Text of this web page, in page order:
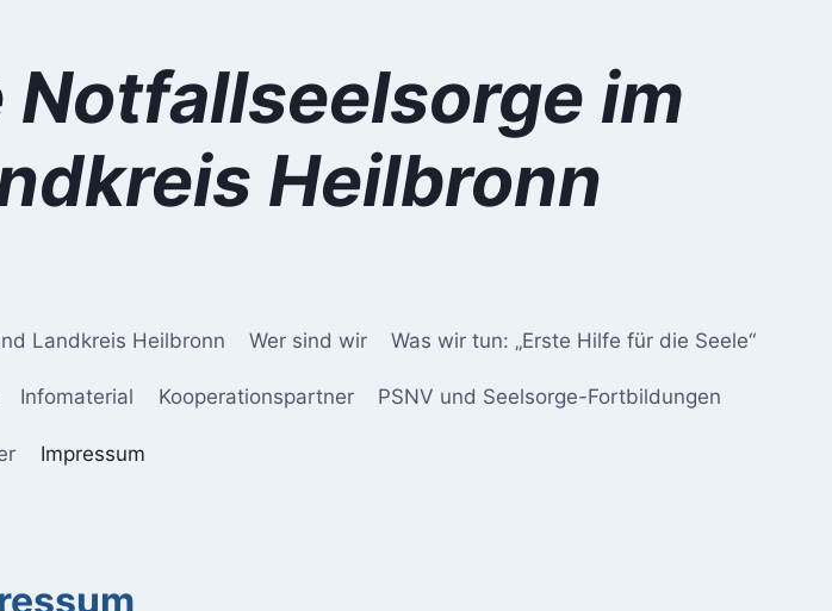
im
Heilbronn
Landkreis Heilbronn Wer sind wir Was wir tun: „Erste Hilfe für die Seele“
Infomaterial Kooperationspartner PSNV und Seelsorge-Fortbildungen
Impressum